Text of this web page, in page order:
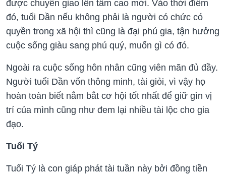
được chuyển giao lên tầm cao mới. Vào thời điểm
đó, tuổi Dần nếu không phải là người có chức có
quyền trong xã hội thì cũng là đại phú gia, tận hưởng
cuộc sống giàu sang phú quý, muốn gì có đó.
Ngoài ra cuộc sống hôn nhân cũng viên mãn đủ đầy.
Người tuổi Dần vốn thông minh, tài giỏi, vì vậy họ
hoàn toàn biết nắm bắt cơ hội tốt nhất để giữ gìn vị
trí của mình cũng như đem lại nhiều tài lộc cho gia
đạo.
Tuổi Tý
Tuổi Tý là con giáp phát tài tuần này bởi đồng tiền